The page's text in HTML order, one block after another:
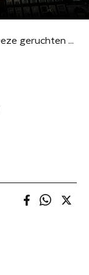
Kappers weer open? Deze geruchten ving Frits Wester op in de wandelgangen!